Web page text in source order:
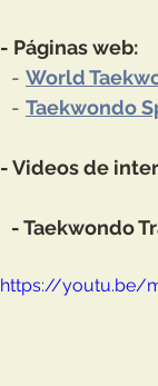
- Páginas web:
  -
World
  -
Taekwondo
- Videos de
- Taekwondo
https://youtu.be/